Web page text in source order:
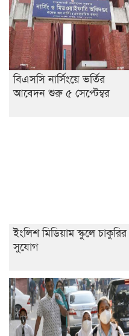
শেষ সময়ে ভোট কারচুরি
বিএসসি নার্সিংয়ে ভর্তির
আবেদন শুরু ৫ সেপ্টেম্বর
ইংলিশ মিডিয়াম স্কুলে চাকুরির
সুযোগ